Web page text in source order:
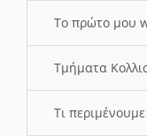
Το πρώτο μου
Τμήματα
Τι